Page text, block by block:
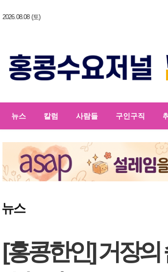
2026.08.08 (토)
뉴스 칼럼 사람들 구인구직
뉴스
[홍콩한인] 거장의